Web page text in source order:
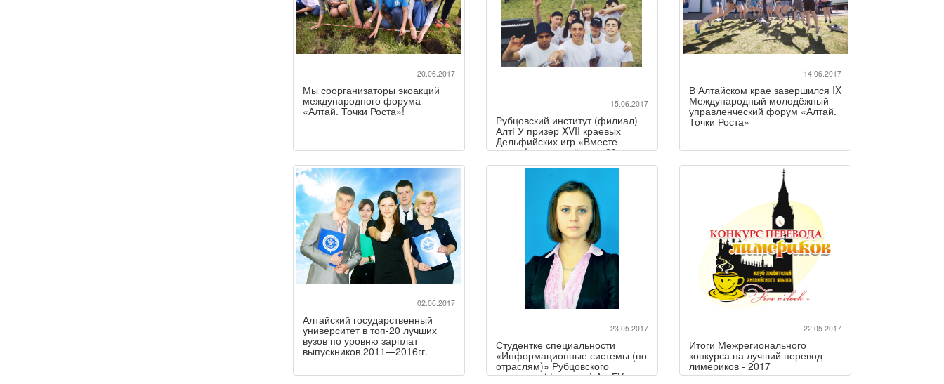
20.06.2017
Мы соорганизаторы экоакций
международного форума
«Алтай. Точки Роста»!
15.06.2017
Рубцовский институт (филиал)
АлтГУ призер XVII краевых
Дельфийских игр «Вместе
лучше!», посвящённых 80-
летию Алтайского края
14.06.2017
В Алтайском крае завершился IX
Международный молодёжный
управленческий форум «Алтай.
Точки Роста»
02.06.2017
Алтайский государственный
университет в топ-20 лучших
вузов по уровню зарплат
выпускников 2011—2016гг.
23.05.2017
Студентке специальности
«Информационные системы (по
отраслям)» Рубцовского
института (филиала) АлтГУ
22.05.2017
Итоги Межрегионального
конкурса на лучший перевод
лимериков - 2017